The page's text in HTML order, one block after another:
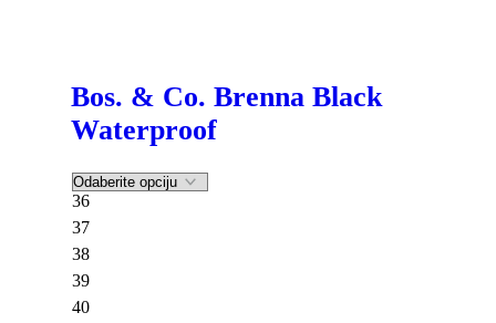
Bos. & Co. Brenna Black
Waterproof
36
37
38
39
40